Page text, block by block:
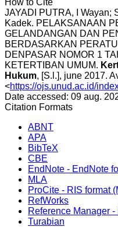
How to Cite
JAYADI PUTRA, I Wayan;
Kadek. PELAKSANAAN
GELANDANGAN DAN
BERDASARKAN
DENPASAR NOMOR 1
KETERTIBAN UMUM.
Hukum, [S.l.], june 2017.
<https://ojs.unud.ac.id/
Date accessed: 09 aug.
Citation Formats
ABNT
APA
BibTeX
CBE
EndNote - EndNote
MLA
ProCite - RIS format
RefWorks
Reference Manager
Turabian